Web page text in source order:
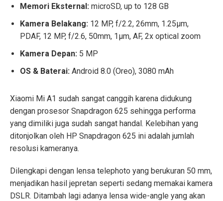
Memori Eksternal: microSD, up to 128 GB
Kamera Belakang: 12 MP, f/2.2, 26mm, 1.25µm,
PDAF, 12 MP, f/2.6, 50mm, 1µm, AF, 2x optical zoom
Kamera Depan: 5 MP
OS & Baterai: Android 8.0 (Oreo), 3080 mAh
Xiaomi Mi A1 sudah sangat canggih karena didukung
dengan prosesor Snapdragon 625 sehingga performa
yang dimiliki juga sudah sangat handal. Kelebihan yang
ditonjolkan oleh HP Snapdragon 625 ini adalah jumlah
resolusi kameranya.
Dilengkapi dengan lensa telephoto yang berukuran 50 mm,
menjadikan hasil jepretan seperti sedang memakai kamera
DSLR. Ditambah lagi adanya lensa wide-angle yang akan